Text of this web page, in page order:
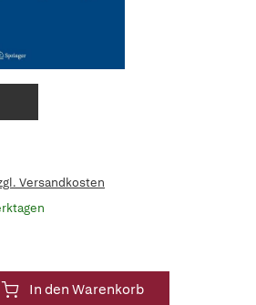
Versandkosten
In den Warenkorb